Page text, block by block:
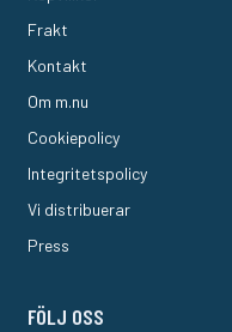
Frakt
Kontakt
Om m.nu
Cookiepolicy
Integritetspolicy
Vi distribuerar
Press
FÖLJ OSS